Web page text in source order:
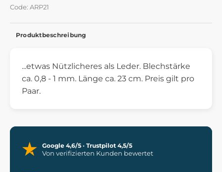
Code: ARP21
Produktbeschreibung
...etwas Nützlicheres als Leder. Blechstärke
ca. 0,8 - 1 mm. Länge ca. 23 cm. Preis gilt pro
Paar.
Google 4,6/5 · Trustpilot 4,5/5
Von verifizierten Kunden bewertet